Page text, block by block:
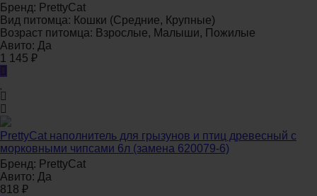
Бренд: PrettyCat
Вид питомца: Кошки (Средние, Крупные)
Возраст питомца: Взрослые, Малыши, Пожилые
Авито: Да
1 145 ₽
PrettyCat наполнитель для грызунов и птиц древесный с
морковными чипсами 6л (замена 620079-6)
Бренд: PrettyCat
Авито: Да
818 ₽